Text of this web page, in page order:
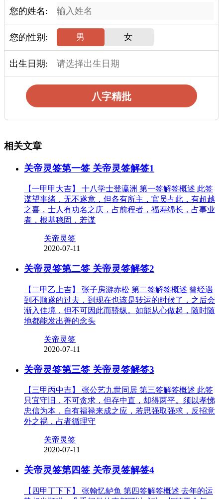
您的姓名:
您的性别: 男 女
出生日期:
八字精批
相关文章
关帝灵签第一签 关帝灵签解签1
【一甲甲大吉】 十八学士登瀛洲 第一签解签概述 此签
谋望事绪，无不遂意，但各有所主，官员占此，有超越
之喜，士人有功名之庆，占前程者，福寿绵长，占事业
者，根基稳固，若谋
关帝灵签
2020-07-11
关帝灵签第二签 关帝灵签解签2
【二甲乙上吉】 张子房游赤松 第二签解签概述 曾经遇
到不顺遂的过去，到现在也该是转运的时候了，之后会
渐入佳境，但不可因此而骄纵。如能从心做起，随时随
地都能发出善的念头
关帝灵签
2020-07-11
关帝灵签第三签 关帝灵签解签3
【三甲丙中吉】 张公艺九世同居 第三签解签概述 此签
只宜守旧，不可贪求，但存中直，却得两平。须以孝悌
忠信为本，自有福禄来成之应，若思强取强求，反招意
外之祸，占者循理守
关帝灵签
2020-07-11
关帝灵签第四签 关帝灵签解签4
【四甲丁下下】 张翰忆鲈鱼 第四签解签概述 去年的运